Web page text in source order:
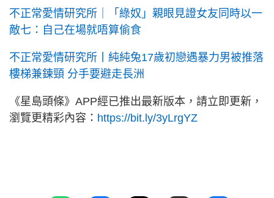
不正常愛情研究所｜「綠奴」親眼見證女友同時以一
敵七：自己在場就唔算偷食
不正常愛情研究所丨純純兔17歲初戀遇暴力男被推落
樓梯兼鍊頸 分手要避走長洲
《星島頭條》APP經已推出最新版本，請立即更新，
瀏覽更精彩內容： https://bit.ly/3yLrgYZ